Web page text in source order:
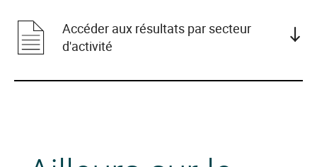
Accéder aux résultats par secteur
d'activité